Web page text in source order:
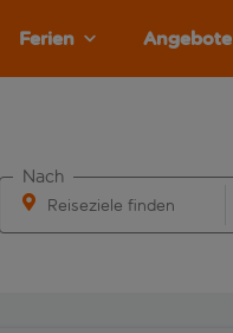
Ferien Angebote
Reiseziele finden
Nach